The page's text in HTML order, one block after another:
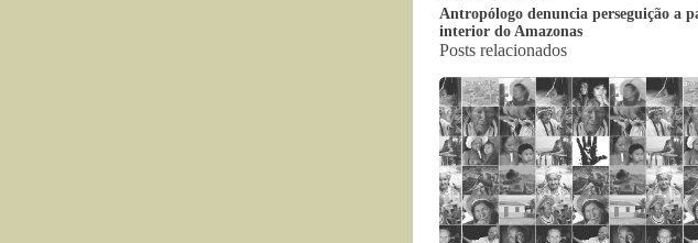
Antropólogo denuncia perseguição a
interior do Amazonas
Posts relacionados